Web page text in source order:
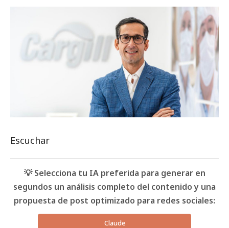
Escuchar
💡 Selecciona tu IA preferida para generar en
segundos un análisis completo del contenido y una
propuesta de post optimizado para redes sociales:
Claude